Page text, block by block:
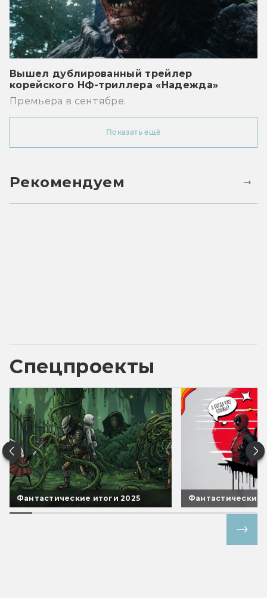
Вышел дублированный трейлер
корейского НФ-триллера «Надежда»
Премьера в сентябре.
Показать ещё
Рекомендуем
Спецпроекты
Фантастические итоги 2025 Фантастические